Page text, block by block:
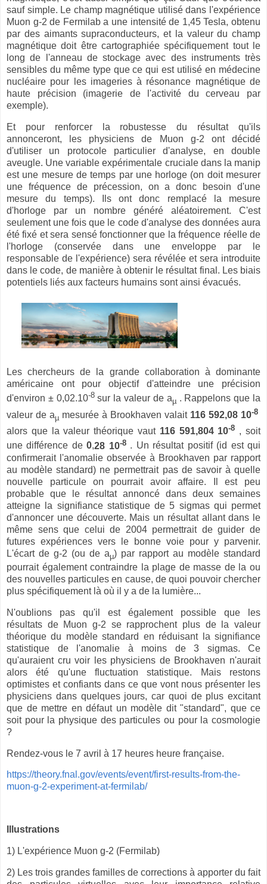
sauf simple. Le champ magnétique utilisé dans l'expérience
Muon g-2 de Fermilab a une intensité de 1,45 Tesla, obtenu
par des aimants supraconducteurs, et la valeur du champ
magnétique doit être cartographiée spécifiquement tout le
long de l'anneau de stockage avec des instruments très
sensibles du même type que ce qui est utilisé en médecine
nucléaire pour les imageries à résonance magnétique de
haute précision (imagerie de l'activité du cerveau par
exemple).
Et pour renforcer la robustesse du résultat qu'ils
annonceront, les physiciens de Muon g-2 ont décidé
d'utiliser un protocole particulier d'analyse, en double
aveugle. Une variable expérimentale cruciale dans la manip
est une mesure de temps par une horloge (on doit mesurer
une fréquence de précession, on a donc besoin d'une
mesure du temps). Ils ont donc remplacé la mesure
d'horloge par un nombre généré aléatoirement. C'est
seulement une fois que le code d'analyse des données aura
été fixé et sera sensé fonctionner que la fréquence réelle de
l'horloge (conservée dans une enveloppe par le
responsable de l'expérience) sera révélée et sera introduite
dans le code, de manière à obtenir le résultat final. Les biais
potentiels liés aux facteurs humains sont ainsi évacués.
Les chercheurs de la grande collaboration à dominante
américaine ont pour objectif d'atteindre une précision
d'environ ± 0,02.10-8sur la valeur de aµ. Rappelons que la
valeur de aµ mesurée à Brookhaven valait 116 592,08 10-8
alors que la valeur théorique vaut 116 591,804 10-8 , soit
une différence de0,28 10-8. Un résultat positif (id est qui
confirmerait l'anomalie observée à Brookhaven par rapport
au modèle standard) ne permettrait pas de savoir à quelle
nouvelle particule on pourrait avoir affaire. Il est peu
probable que le résultat annoncé dans deux semaines
atteigne la signifiance statistique de 5 sigmas qui permet
d'annoncer une découverte. Mais un résultat allant dans le
même sens que celui de 2004 permettrait de guider de
futures expériences vers le bonne voie pour y parvenir.
L'écart de g-2 (ou de aµ) par rapport au modèle standard
pourrait également contraindre la plage de masse de la ou
des nouvelles particules en cause, de quoi pouvoir chercher
plus spécifiquement là où il y a de la lumière...
N'oublions pas qu'il est également possible que les
résultats de Muon g-2 se rapprochent plus de la valeur
théorique du modèle standard en réduisant la signifiance
statistique de l'anomalie à moins de 3 sigmas. Ce
qu'auraient cru voir les physiciens de Brookhaven n'aurait
alors été qu'une fluctuation statistique. Mais restons
optimistes et confiants dans ce que vont nous présenter les
physiciens dans quelques jours, car quoi de plus excitant
que de mettre en défaut un modèle dit "standard", que ce
soit pour la physique des particules ou pour la cosmologie
?
Rendez-vous le 7 avril à 17 heures heure française.
https://theory.fnal.gov/events/event/first-results-from-the-
muon-g-2-experiment-at-fermilab/
Illustrations
1) L'expérience Muon g-2 (Fermilab)
2) Les trois grandes familles de corrections à apporter du fait